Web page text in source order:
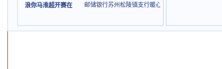
浪你马淮超开赛在 邮储银行苏州松陵镇支行暖心上门服务